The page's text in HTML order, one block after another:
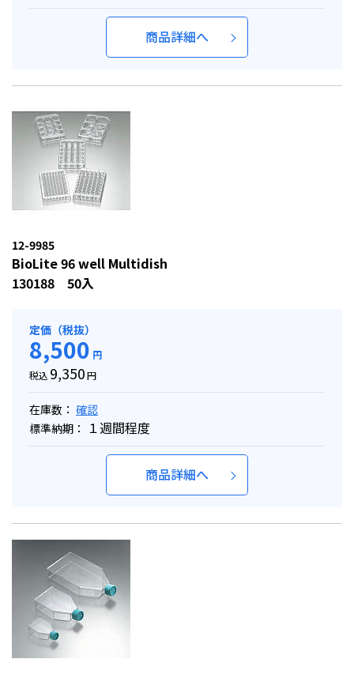
商品詳細へ
12-9985
BioLite 96 well Multidish
130188 50入
定価（税抜）
8,500 円
税込 9,350円
在庫数： 確認
標準納期：
１週間程度
商品詳細へ